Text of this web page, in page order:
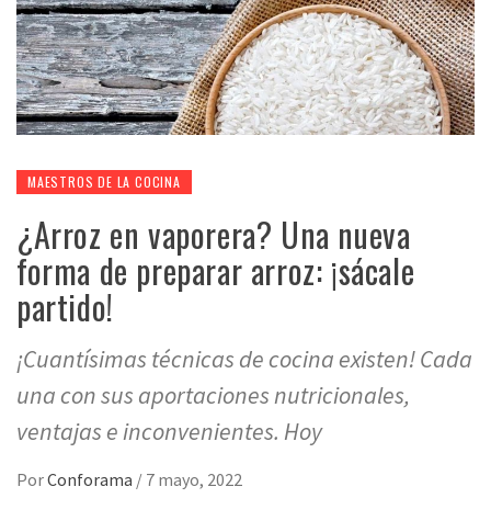
MAESTROS DE LA COCINA
¿Arroz en vaporera? Una nueva
forma de preparar arroz: ¡sácale
partido!
¡Cuantísimas técnicas de cocina existen! Cada
una con sus aportaciones nutricionales,
ventajas e inconvenientes. Hoy
PorConforama / 7 mayo, 2022